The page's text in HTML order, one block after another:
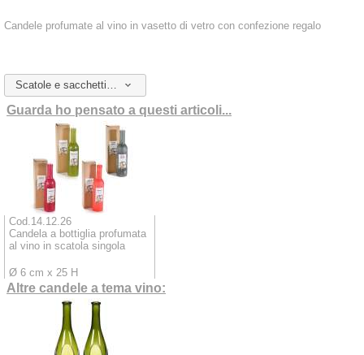
Candele profumate al vino in vasetto di vetro con confezione regalo
Guarda ho pensato a questi articoli...
Cod.14.12.26
Candela a bottiglia profumata
al vino in scatola singola
Ø 6 cm x 25 H
Altre candele a tema vino: